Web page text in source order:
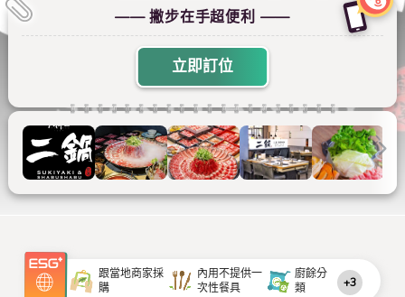
—— 撇步在手超便利 ——
立即訂位
跟當地商家採
購
內用不提供一
次性餐具
廚餘分
類
+3